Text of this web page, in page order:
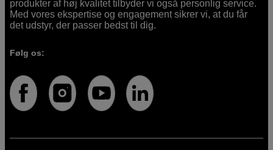
produkter af høj kvalitet tilbyder vi også personlig service.
Med vores ekspertise og engagement sikrer vi, at du får
det udstyr, der passer bedst til dig.
Følg os: